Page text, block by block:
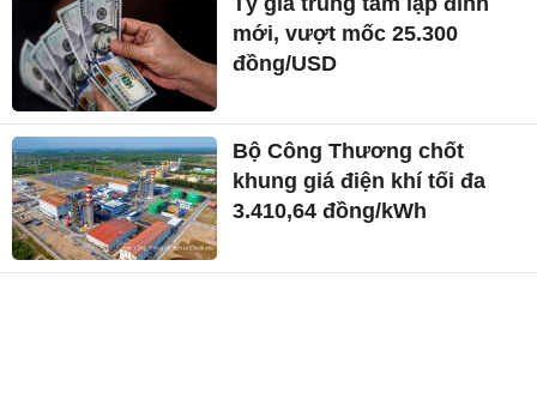
mới, vượt mốc 25.300
đồng/USD
Bộ Công Thương chốt
khung giá điện khí tối đa
3.410,64 đồng/kWh